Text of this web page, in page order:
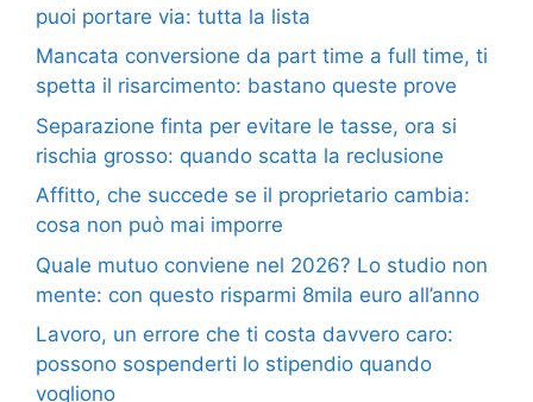
puoi portare via: tutta la lista
Mancata conversione da part time a full time, ti
spetta il risarcimento: bastano queste prove
Separazione finta per evitare le tasse, ora si
rischia grosso: quando scatta la reclusione
Affitto, che succede se il proprietario cambia:
cosa non può mai imporre
Quale mutuo conviene nel 2026? Lo studio non
mente: con questo risparmi 8mila euro all’anno
Lavoro, un errore che ti costa davvero caro:
possono sospenderti lo stipendio quando
vogliono